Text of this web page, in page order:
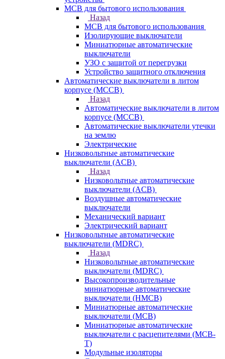
MCB для бытового использования
Назад
MCB для бытового использования
Изолирующие выключатели
Миниатюрные автоматические
выключатели
УЗО с защитой от перегрузки
Устройство защитного отключения
Автоматические выключатели в литом
корпусе (MCCB)
Назад
Автоматические выключатели в литом
корпусе (MCCB)
Автоматические выключатели утечки
на землю
Электрические
Низковольтные автоматические
выключатели (ACB)
Назад
Низковольтные автоматические
выключатели (ACB)
Воздушные автоматические
выключатели
Механический вариант
Электрический вариант
Низковольтные автоматические
выключатели (MDRC)
Назад
Низковольтные автоматические
выключатели (MDRC)
Высокопроизводительные
миниатюрные автоматические
выключатели (HMCB)
Миниатюрные автоматические
выключатели (MCB)
Миниатюрные автоматические
выключатели с расцепителями (MCB-
T)
Модульные изоляторы